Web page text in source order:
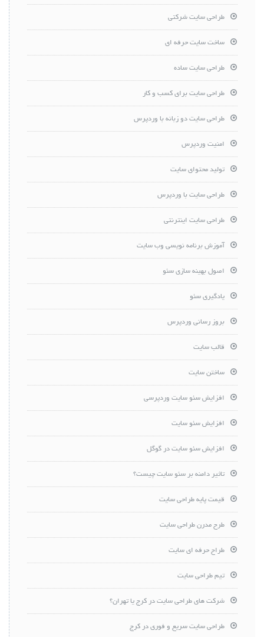
طراحی سایت شرکتی
ساخت سایت حرفه ای
طراحی سایت ساده
طراحی سایت برای کسب و کار
طراحی سایت دو زبانه با وردپرس
امنیت وردپرس
تولید محتوای سایت
طراحی سایت با وردپرس
طراحی سایت اینترنتی
آموزش برنامه نویسی وب سایت
اصول بهینه سازی سئو
یادگیری سئو
بروز رسانی وردپرس
قالب سایت
ساختن سایت
افزایش سئو سایت وردپرسی
افزایش سئو سایت
افزایش سئو سایت در گوگل
تاثیر دامنه بر سئو سایت چیست؟
قیمت پایه طراحی سایت
طرح مدرن طراحی سایت
طراح حرفه ای سایت
تیم طراحی سایت
شرکت های طراحی سایت در کرج یا تهران؟
طراحی سایت سریع و فوری در کرج